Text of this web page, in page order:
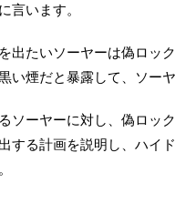
言います。
出たいソーヤーは偽ロッ
い煙だと暴露して、ソー
ソーヤーに対し、偽ロッ
する計画を説明し、ハイ